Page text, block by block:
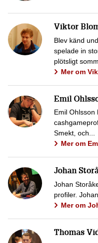
Viktor
Blev känd
spelade in
plötsligt
Mer om
Emil
Emil Ohlsson
Smekt, och...
Mer om
Johan
Johan
profiler.
Mer om
Thomas